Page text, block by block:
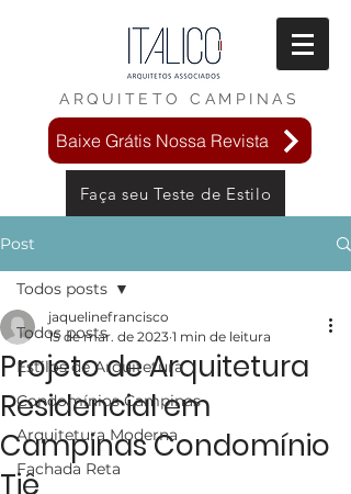
ARQUITETO CAMPINAS
Baixe Grátis Nossa Revista
Faça seu Teste de Estilo
Post
Todos posts
Estilos de Arquitetura
Condomínios Campinas
Arquitetura Moderna
Fachada Reta
Todos posts
Projeto de Arquitetura
Residencial em
Campinas Condomínio
Tiê
jaquelinefrancisco
15 de mar. de 2023 1 min de leitura